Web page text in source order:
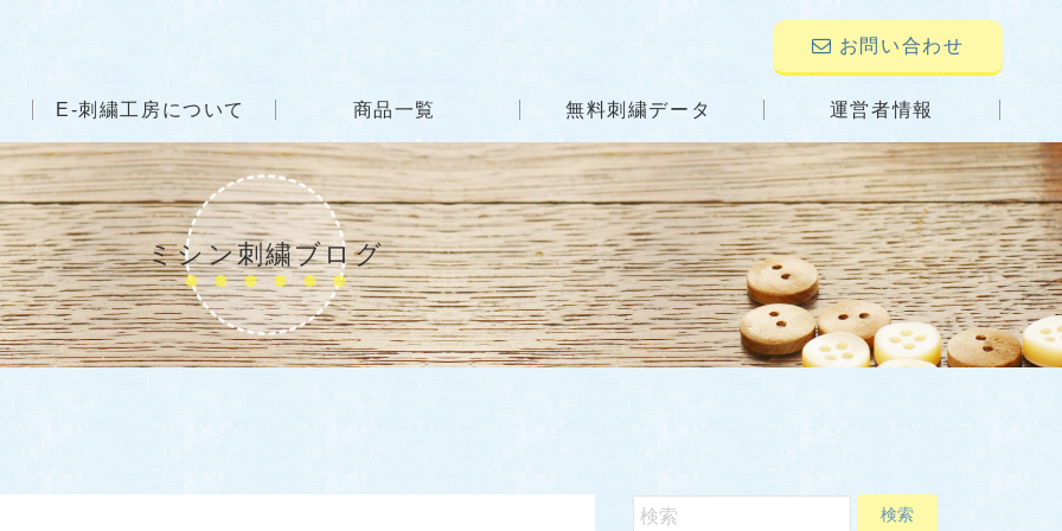
お問い合わせ
E-刺繍工房について 商品一覧 無料刺繍データ 運営者情報
ミシン刺繍ブログ